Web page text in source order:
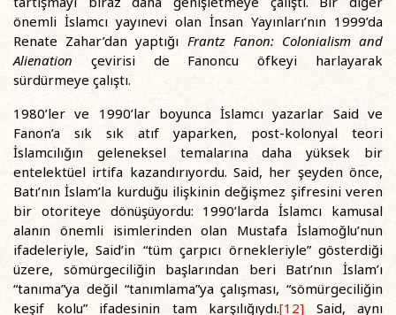
önemli İslamcı yayınevi olan İnsan Yayınları’nın 1999’da
Renate Zahar’dan yaptığı Frantz Fanon: Colonialism and
Alienation çevirisi de Fanoncu öfkeyi harlayarak
sürdürmeye çalıştı.
1980’ler ve 1990’lar boyunca İslamcı yazarlar Said ve
Fanon’a sık sık atıf yaparken, post-kolonyal teori
İslamcılığın geleneksel temalarına daha yüksek bir
entelektüel irtifa kazandırıyordu. Said, her şeyden önce,
Batı’nın İslam’la kurduğu ilişkinin değişmez şifresini veren
bir otoriteye dönüşüyordu: 1990’larda İslamcı kamusal
alanın önemli isimlerinden olan Mustafa İslamoğlu’nun
ifadeleriyle, Said’in “tüm çarpıcı örnekleriyle” gösterdiği
üzere, sömürgeciliğin başlarından beri Batı’nın İslam’ı
“tanıma”ya değil “tanımlama”ya çalışması, “sömürgeciliğin
keşif kolu” ifadesinin tam karşılığıydı.[12] Said, aynı